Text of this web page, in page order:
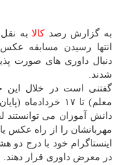
به گزارش رصد كالابه نقل
انتها رسیدن مسابقه
دنبال داوری های صورت
شدند.
معلم) تا ۱۷
دانش آموزان می
مهربانشان را از راه عكس
اینستاگرام خود با درج
در معرض داوری قرار دهند.